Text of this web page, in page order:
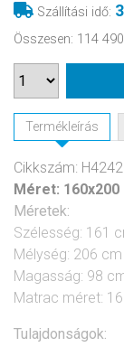
Szállítási idő:
Összesen: 114
Termékleírás
Cikkszám: H4242
Méret: 160x200
Méretek:
Szélesség: 161
Mélység: 206 cm
Magasság: 98
Matrac méret:
Tulajdonságok: